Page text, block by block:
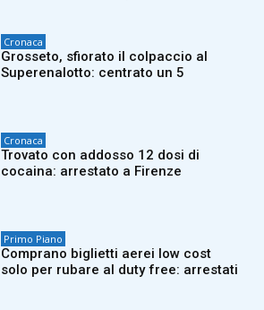
Cronaca
Grosseto, sfiorato il colpaccio al
Superenalotto: centrato un 5
Cronaca
Trovato con addosso 12 dosi di
cocaina: arrestato a Firenze
Primo Piano
Comprano biglietti aerei low cost
solo per rubare al duty free: arrestati